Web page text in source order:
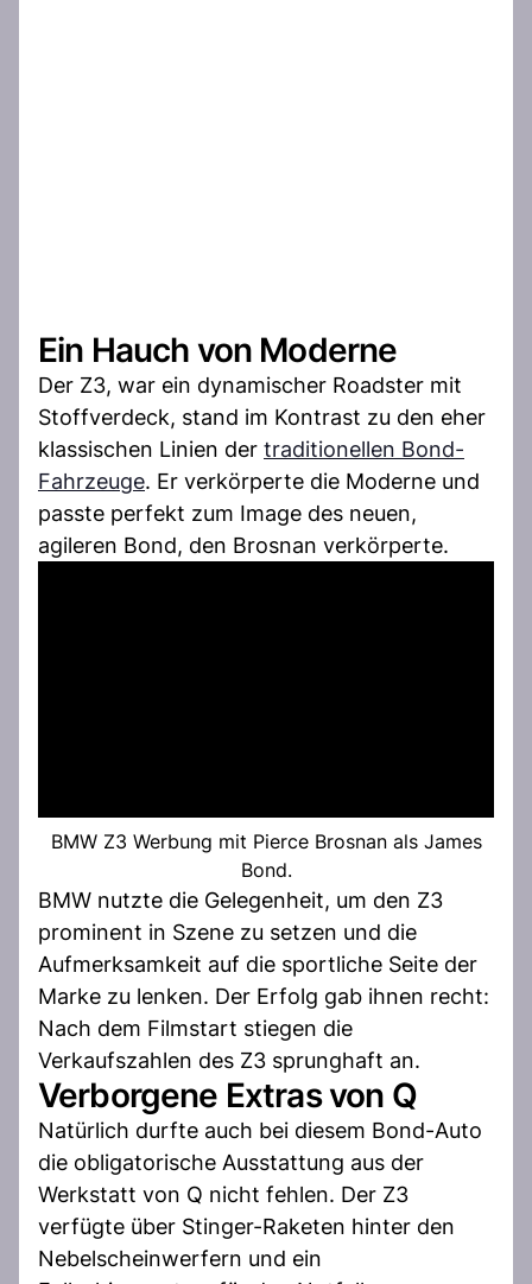
Ein Hauch von Moderne
Der Z3, war ein dynamischer Roadster mit
Stoffverdeck, stand im Kontrast zu den eher
klassischen Linien der traditionellen Bond-
Fahrzeuge. Er verkörperte die Moderne und
passte perfekt zum Image des neuen,
agileren Bond, den Brosnan verkörperte.
BMW Z3 Werbung mit Pierce Brosnan als James
Bond.
BMW nutzte die Gelegenheit, um den Z3
prominent in Szene zu setzen und die
Aufmerksamkeit auf die sportliche Seite der
Marke zu lenken. Der Erfolg gab ihnen recht:
Nach dem Filmstart stiegen die
Verkaufszahlen des Z3 sprunghaft an.
Verborgene Extras von Q
Natürlich durfte auch bei diesem Bond-Auto
die obligatorische Ausstattung aus der
Werkstatt von Q nicht fehlen. Der Z3
verfügte über Stinger-Raketen hinter den
Nebelscheinwerfern und ein